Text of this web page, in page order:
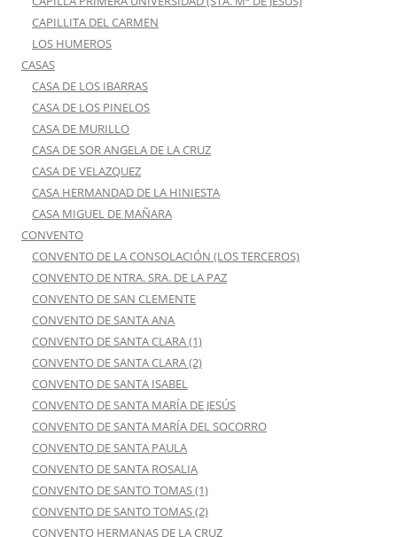
CAPILLITA DEL CARMEN
LOS HUMEROS
CASAS
CASA DE LOS IBARRAS
CASA DE LOS PINELOS
CASA DE MURILLO
CASA DE SOR ANGELA DE LA CRUZ
CASA DE VELAZQUEZ
CASA HERMANDAD DE LA HINIESTA
CASA MIGUEL DE MAÑARA
CONVENTO
CONVENTO DE LA CONSOLACIÓN (LOS TERCEROS)
CONVENTO DE NTRA. SRA. DE LA PAZ
CONVENTO DE SAN CLEMENTE
CONVENTO DE SANTA ANA
CONVENTO DE SANTA CLARA (1)
CONVENTO DE SANTA CLARA (2)
CONVENTO DE SANTA ISABEL
CONVENTO DE SANTA MARÍA DE JESÚS
CONVENTO DE SANTA MARÍA DEL SOCORRO
CONVENTO DE SANTA PAULA
CONVENTO DE SANTA ROSALIA
CONVENTO DE SANTO TOMAS (1)
CONVENTO DE SANTO TOMAS (2)
CONVENTO HERMANAS DE LA CRUZ